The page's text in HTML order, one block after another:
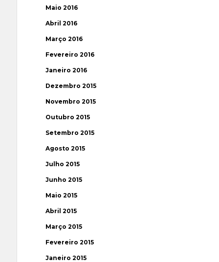
Maio 2016
Abril 2016
Março 2016
Fevereiro 2016
Janeiro 2016
Dezembro 2015
Novembro 2015
Outubro 2015
Setembro 2015
Agosto 2015
Julho 2015
Junho 2015
Maio 2015
Abril 2015
Março 2015
Fevereiro 2015
Janeiro 2015